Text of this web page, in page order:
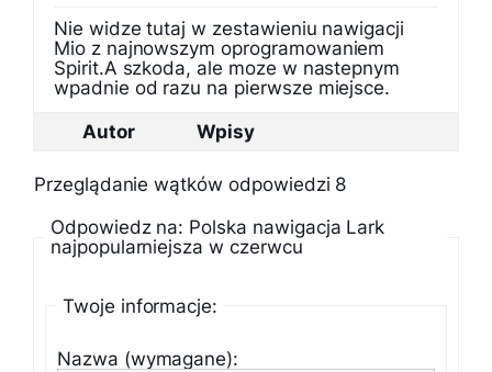
Nie widze tutaj w zestawieniu nawigacji
Mio z najnowszym oprogramowaniem
Spirit.A szkoda, ale moze w nastepnym
wpadnie od razu na pierwsze miejsce.
Autor
Wpisy
Przeglądanie wątków odpowiedzi 8
Odpowiedz na: Polska nawigacja Lark
najpopularniejsza w czerwcu
Twoje informacje:
Nazwa (wymagane):